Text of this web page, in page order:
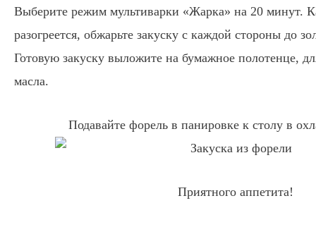
Выберите режим мультиварки «Жарка» на 20 минут.
разогреется, обжарьте закуску с каждой стороны до
Готовую закуску выложите на бумажное полотенце,
масла.
Подавайте форель в панировке к столу в
Приятного аппетита!